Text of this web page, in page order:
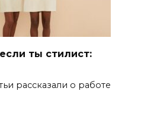
ты стилист:
рассказали о работе